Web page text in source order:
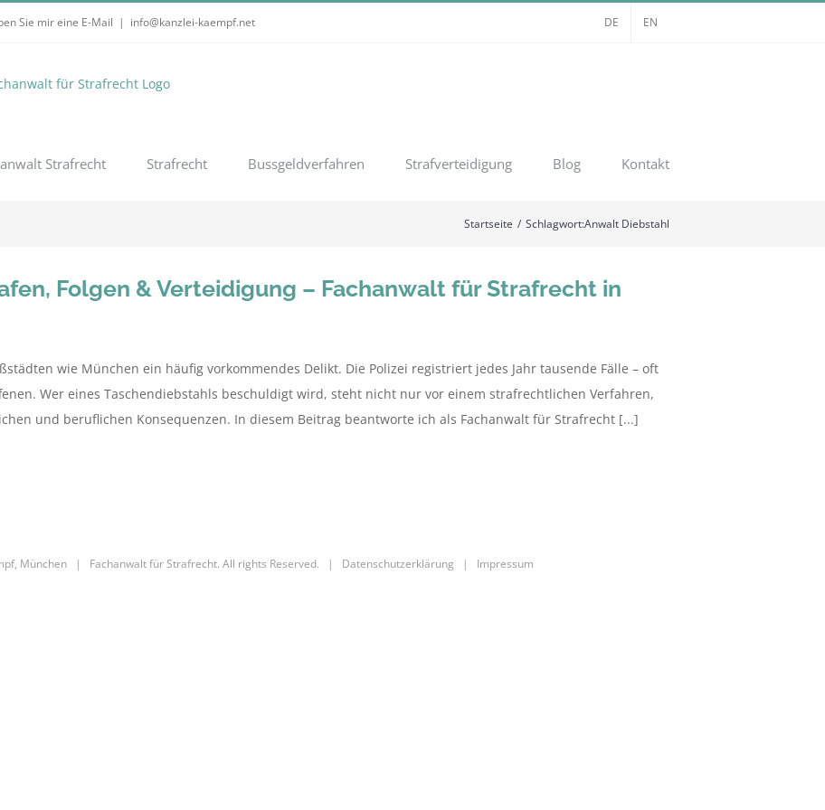
Sie mir eine E-Mail | info@kanzlei-kaempf.net DE EN
Strafrecht Strafrecht Bussgeldverfahren Strafverteidigung Blog Kontakt
Startseite Schlagwort:Anwalt Diebstahl
Folgen & Verteidigung – Fachanwalt für Strafrecht in
wie München ein häufig vorkommendes Delikt. Die Polizei registriert jedes Jahr tausende Fälle – oft
Wer eines Taschendiebstahls beschuldigt wird, steht nicht nur vor einem strafrechtlichen Verfahren,
und beruflichen Konsequenzen. In diesem Beitrag beantworte ich als Fachanwalt für Strafrecht [...]
München | Fachanwalt für Strafrecht. All rights Reserved. | Datenschutzerklärung | Impressum